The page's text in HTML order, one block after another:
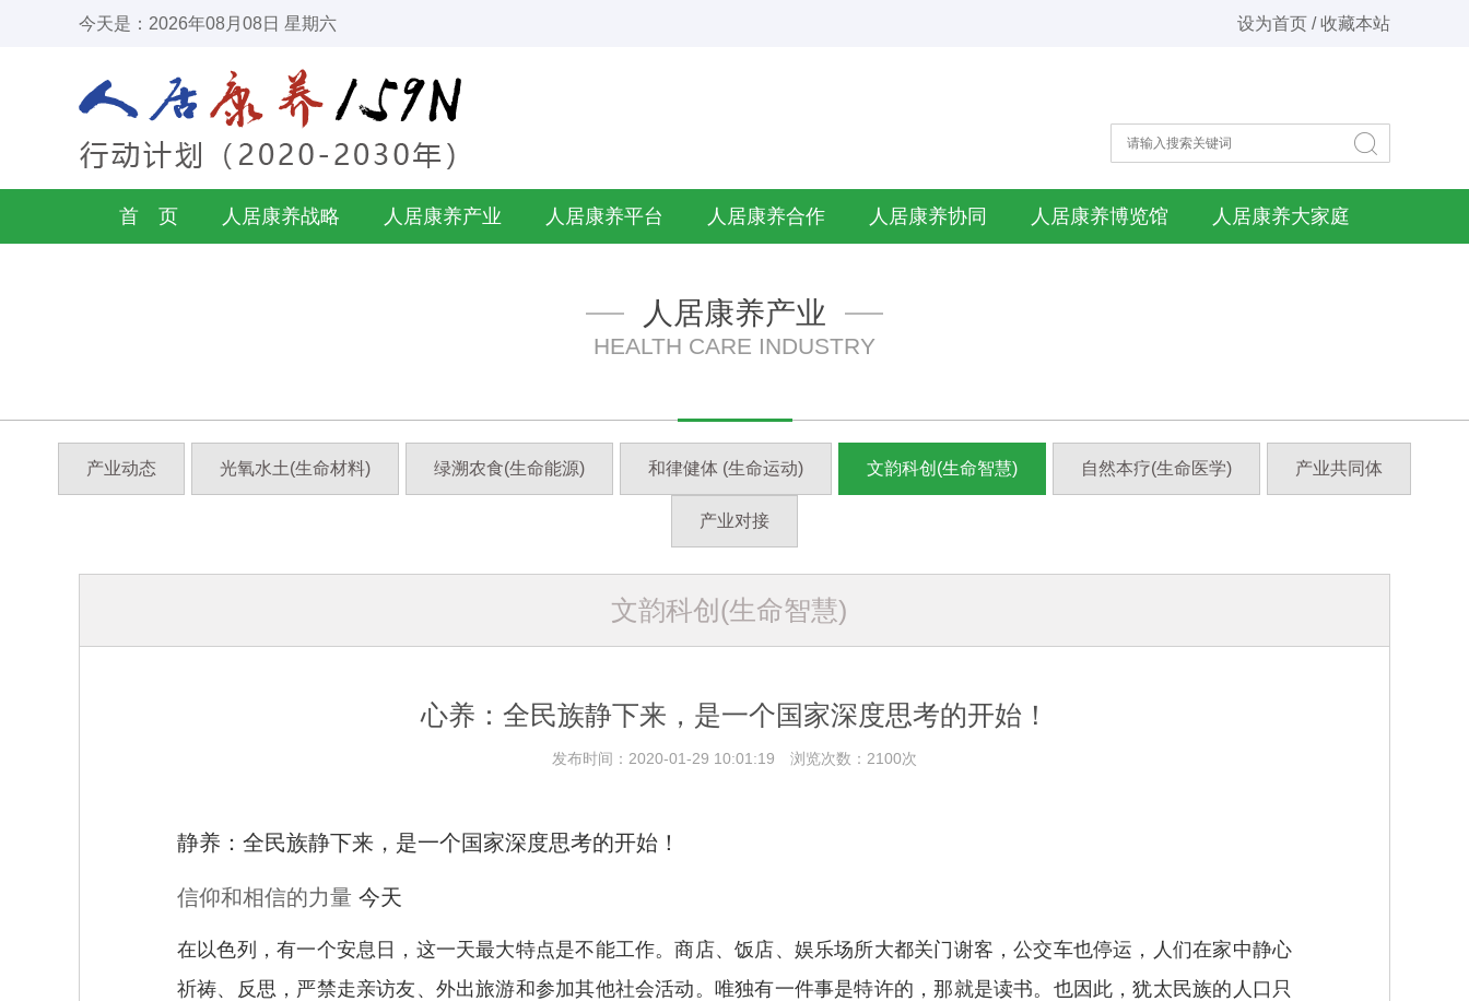
今天是：2026年08月08日 星期六 设为首页 / 收藏本站
首 页 人居康养战略 人居康养产业 人居康养平台 人居康养合作 人居康养协同 人居康养博览馆 人居康养大家庭
人居康养产业
HEALTH CARE INDUSTRY
产业动态 光氧水土(生命材料) 绿溯农食(生命能源) 和律健体 (生命运动) 文韵科创(生命智慧) 自然本疗(生命医学) 产业共同体
产业对接
文韵科创(生命智慧)
心养：全民族静下来，是一个国家深度思考的开始！
发布时间：2020-01-29 10:01:19 浏览次数：2100次
静养：全民族静下来，是一个国家深度思考的开始！
信仰和相信的力量 今天
在以色列，有一个安息日，这一天最大特点是不能工作。商店、饭店、娱乐场所大都关门谢客，公交车也停运，人们在家中静心
祈祷、反思，严禁走亲访友、外出旅游和参加其他社会活动。唯独有一件事是特许的，那就是读书。也因此，犹太民族的人口只